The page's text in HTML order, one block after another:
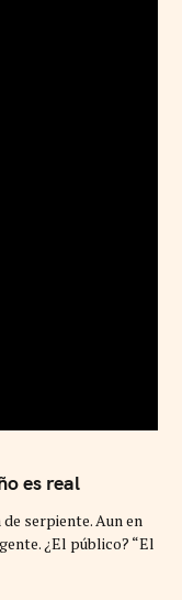
es real
serpiente. Aun en
¿El público? “El